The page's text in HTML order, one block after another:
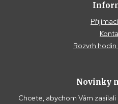
Rozvrh
Novinky
Chcete, abychom Vám